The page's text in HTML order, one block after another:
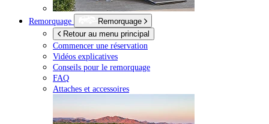
Remorquage
Remorquage
Retour au menu principal
Commencer une réservation
Vidéos explicatives
Conseils pour le remorquage
FAQ
Attaches et accessoires